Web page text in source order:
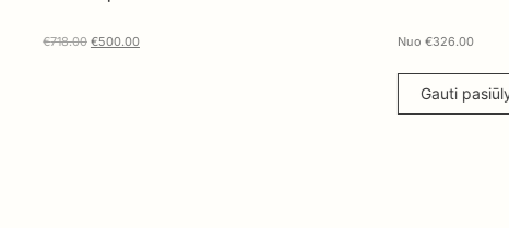
718.00 €500.00 €326.00
Gauti pasiūlymą